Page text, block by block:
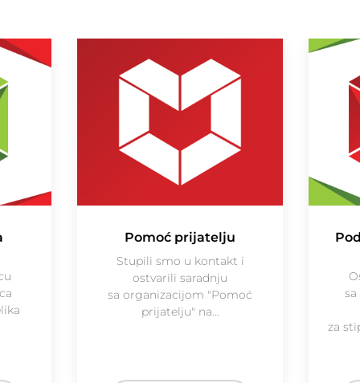
Pomoć prijatelju
Stupili smo u kontakt i
ostvarili saradnju
sa organizacijom "Pomoć
prijatelju" na…
za